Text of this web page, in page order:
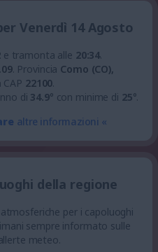
Venerdì 14 Agosto
e tramonta alle 20:34.
. Provincia Como (CO),
CAP 22100.
di 34.9° con minime di 25°.
altre informazioni «
della regione
per i capoluoghi
sempre informato sulle
meteo.